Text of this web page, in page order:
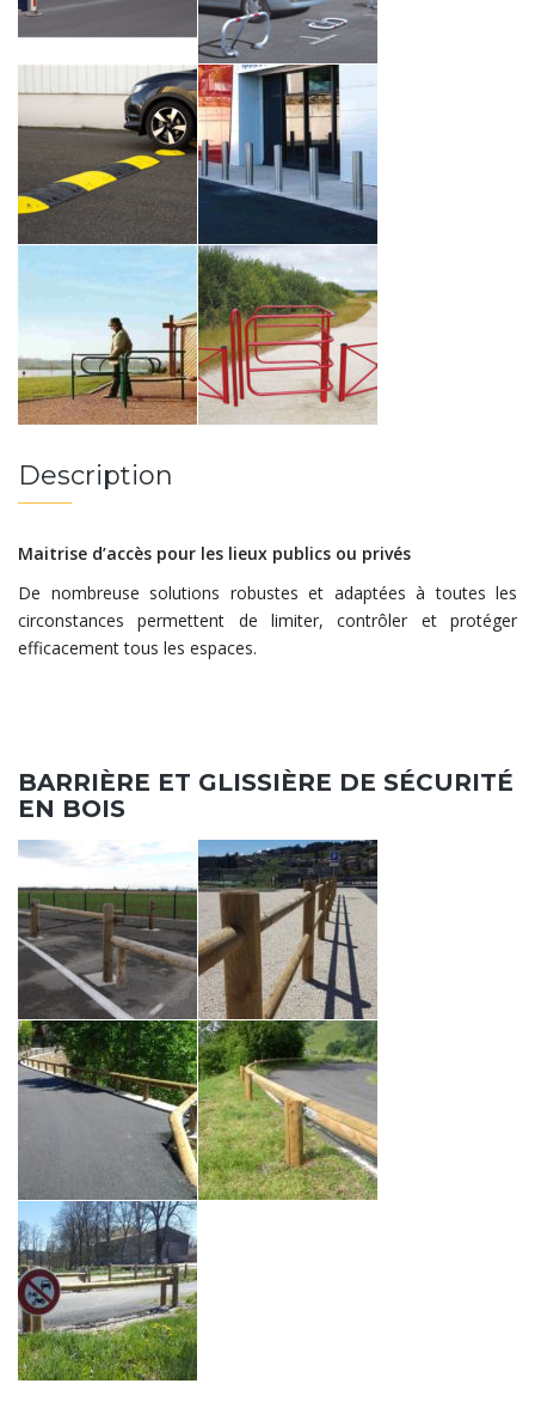
Description
Maitrise d’accès pour les lieux publics ou privés
De nombreuse solutions robustes et adaptées à toutes les
circonstances permettent de limiter, contrôler et protéger
efficacement tous les espaces.
BARRIÈRE ET GLISSIÈRE DE SÉCURITÉ
EN BOIS